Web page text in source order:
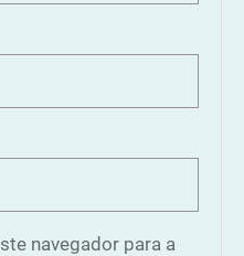
navegador para a